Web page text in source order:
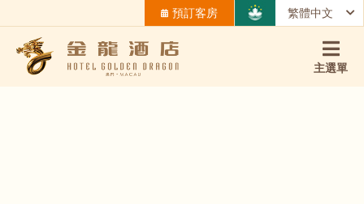
預訂客房 繁體中文
主選單